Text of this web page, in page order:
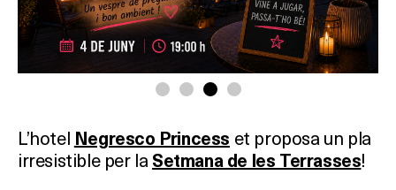
L’hotel Negresco Princess et proposa un pla
irresistible per la Setmana de les Terrasses!